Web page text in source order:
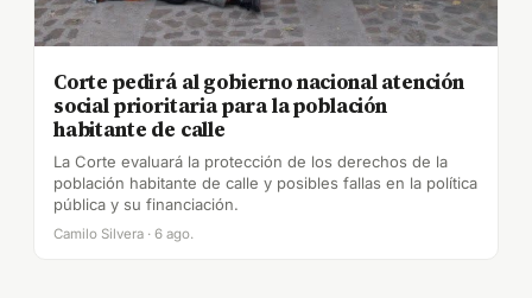
Corte pedirá al gobierno nacional atención
social prioritaria para la población
habitante de calle
La Corte evaluará la protección de los derechos de la
población habitante de calle y posibles fallas en la política
pública y su financiación.
Camilo Silvera · 6 ago.